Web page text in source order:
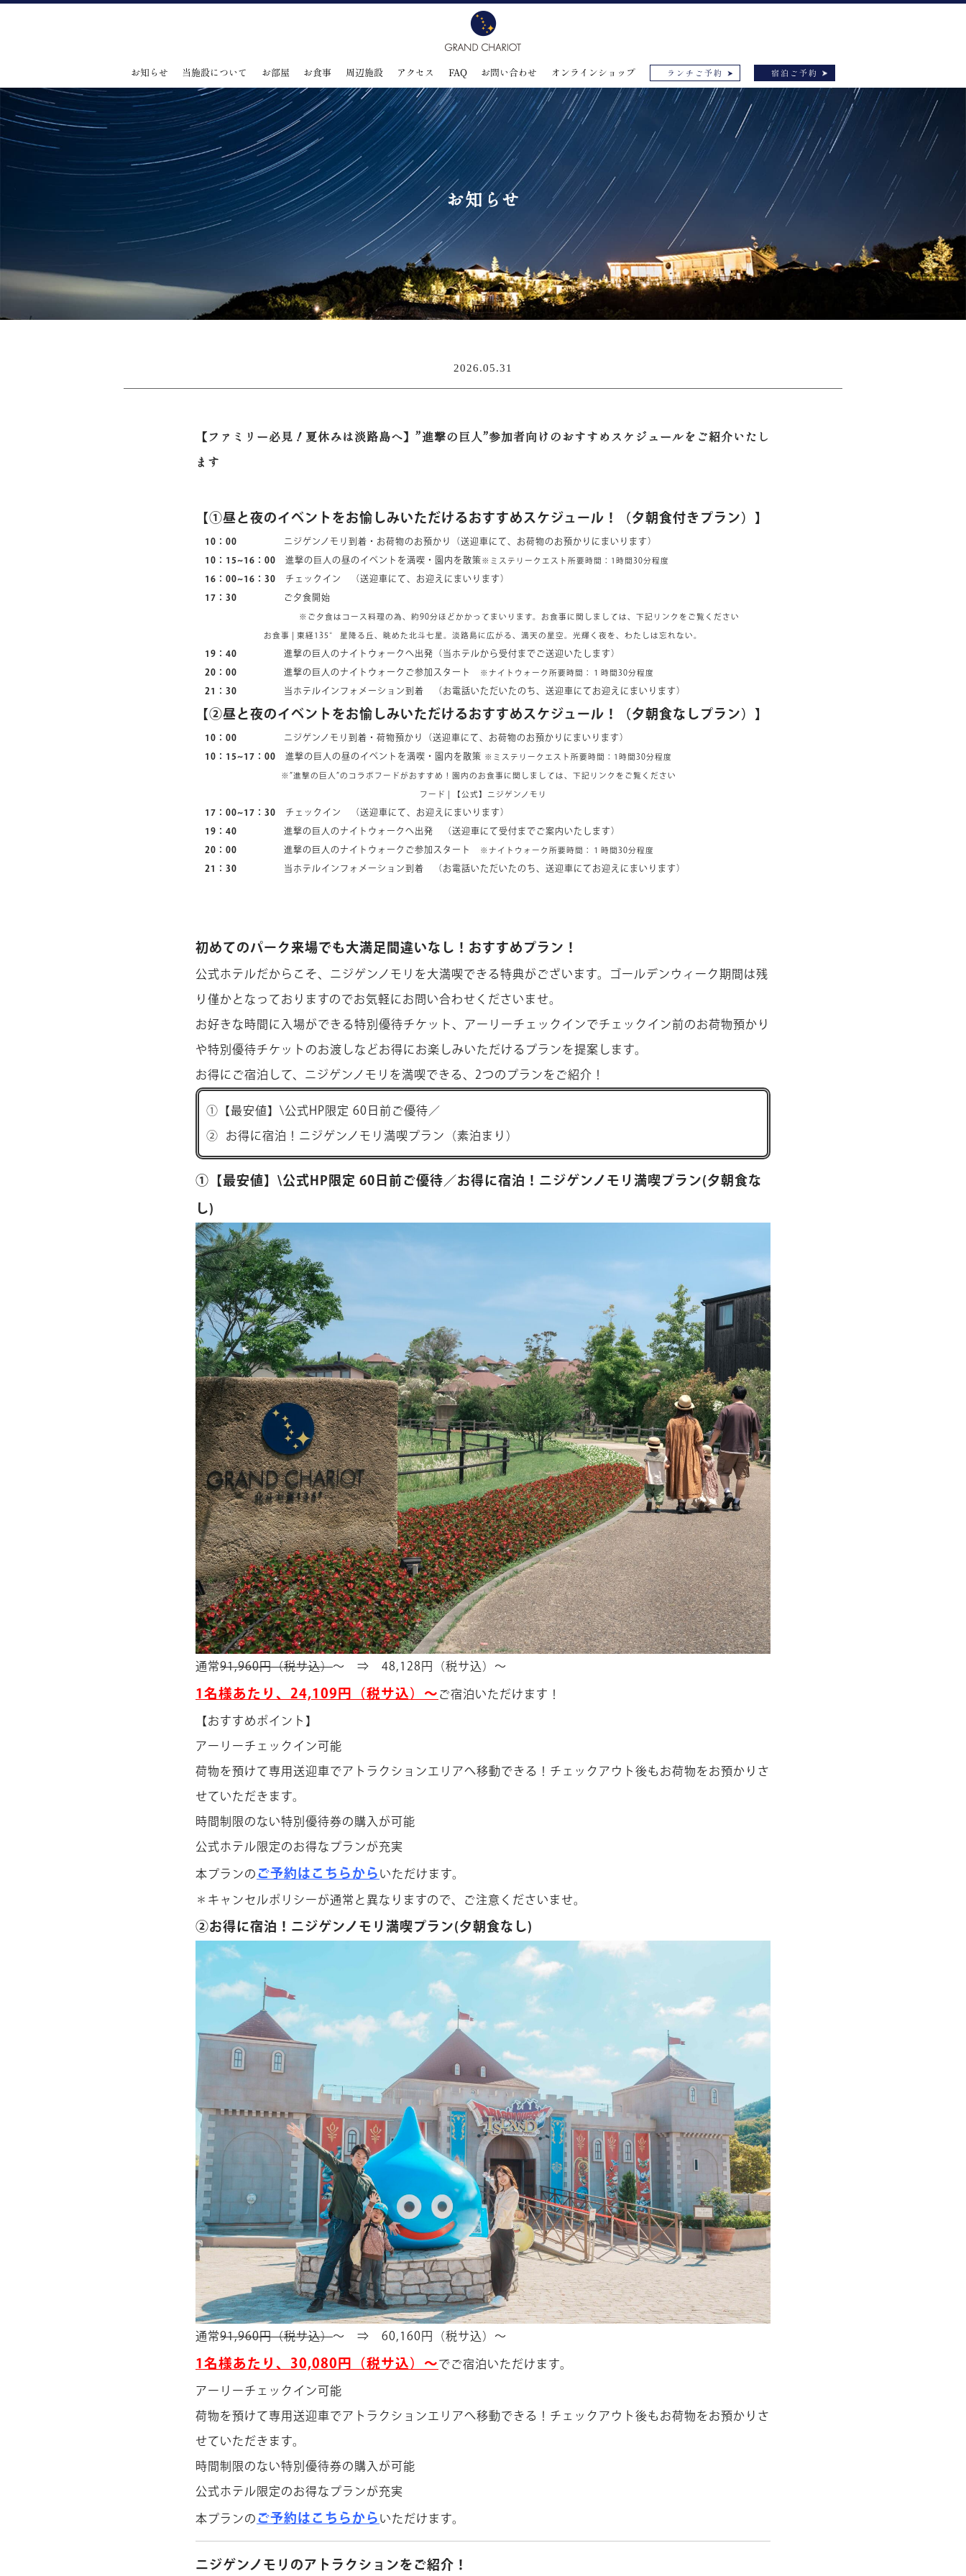
お知らせ 当施設について お部屋 お食事 周辺施設 アクセス FAQ お問い合わせ オンラインショップ ランチご予約 宿泊ご予約
お知らせ
2026.05.31
【ファミリー必見！夏休みは淡路島へ】”進撃の巨人”参加者向けのおすすめスケジュールをご紹介いたし
ます
【①昼と夜のイベントをお愉しみいただけるおすすめスケジュール！（夕朝食付きプラン）】
10：00 ニジゲンノモリ到着・お荷物のお預かり（送迎車にて、お荷物のお預かりにまいります）
10：15~16：00 進撃の巨人の昼のイベントを満喫・園内を散策 ※ミステリークエスト所要時間：1時間30分程度
16：00~16：30 チェックイン （送迎車にて、お迎えにまいります）
17：30 ご夕食開始
※ご夕食はコース料理の為、約90分ほどかかってまいります。お食事に関しましては、下記リンクをご覧ください
お食事 | 東経135° 星降る丘、眺めた北斗七星。淡路島に広がる、満天の星空。光輝く夜を、わたしは忘れない。
19：40 進撃の巨人のナイトウォークへ出発（当ホテルから受付までご送迎いたします）
20：00 進撃の巨人のナイトウォークご参加スタート ※ナイトウォーク所要時間：１時間30分程度
21：30 当ホテルインフォメーション到着 （お電話いただいたのち、送迎車にてお迎えにまいります）
【②昼と夜のイベントをお愉しみいただけるおすすめスケジュール！（夕朝食なしプラン）】
10：00 ニジゲンノモリ到着・荷物預かり（送迎車にて、お荷物のお預かりにまいります）
10：15~17：00 進撃の巨人の昼のイベントを満喫・園内を散策 ※ミステリークエスト所要時間：1時間30分程度
※”進撃の巨人”のコラボフードがおすすめ！園内のお食事に関しましては、下記リンクをご覧ください
フード | 【公式】ニジゲンノモリ
17：00~17：30 チェックイン （送迎車にて、お迎えにまいります）
19：40 進撃の巨人のナイトウォークへ出発 （送迎車にて受付までご案内いたします）
20：00 進撃の巨人のナイトウォークご参加スタート ※ナイトウォーク所要時間：１時間30分程度
21：30 当ホテルインフォメーション到着 （お電話いただいたのち、送迎車にてお迎えにまいります）
初めてのパーク来場でも大満足間違いなし！おすすめプラン！
公式ホテルだからこそ、ニジゲンノモリを大満喫できる特典がございます。ゴールデンウィーク期間は残
り僅かとなっておりますのでお気軽にお問い合わせくださいませ。
お好きな時間に入場ができる特別優待チケット、アーリーチェックインでチェックイン前のお荷物預かり
や特別優待チケットのお渡しなどお得にお楽しみいただけるプランを提案します。
お得にご宿泊して、ニジゲンノモリを満喫できる、2つのプランをご紹介！
①【最安値】\公式HP限定 60日前ご優待／
② お得に宿泊！ニジゲンノモリ満喫プラン（素泊まり）
①【最安値】\公式HP限定 60日前ご優待／お得に宿泊！ニジゲンノモリ満喫プラン(夕朝食な
し)
通常91,960円（税サ込）～ ⇒ 48,128円（税サ込）～
1名様あたり、24,109円（税サ込）～ ご宿泊いただけます！
【おすすめポイント】
アーリーチェックイン可能
荷物を預けて専用送迎車でアトラクションエリアへ移動できる！チェックアウト後もお荷物をお預かりさ
せていただきます。
時間制限のない特別優待券の購入が可能
公式ホテル限定のお得なプランが充実
本プランの ご予約はこちらから いただけます。
＊キャンセルポリシーが通常と異なりますので、ご注意くださいませ。
②お得に宿泊！ニジゲンノモリ満喫プラン(夕朝食なし)
通常91,960円（税サ込）～ ⇒ 60,160円（税サ込）～
1名様あたり、30,080円（税サ込）～でご宿泊いただけます。
アーリーチェックイン可能
荷物を預けて専用送迎車でアトラクションエリアへ移動できる！チェックアウト後もお荷物をお預かりさ
せていただきます。
時間制限のない特別優待券の購入が可能
公式ホテル限定のお得なプランが充実
本プランの ご予約はこちらから いただけます。
ニジゲンノモリのアトラクションをご紹介！